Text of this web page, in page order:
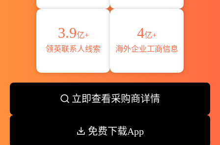
3.9亿+
领英联系人线索
4亿+
海外企业工商信息
立即查看采购商详情
免费下载App